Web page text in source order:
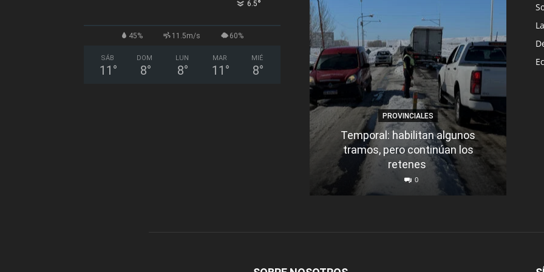
6.5°
45% 11.5m/s 60%
SÁB
11 °
DOM
8°
LUN
8°
MAR
11 °
MIÉ
8°
PROVINCIALES
Temporal: habilitan algunos
tramos, pero continúan los
retenes
0